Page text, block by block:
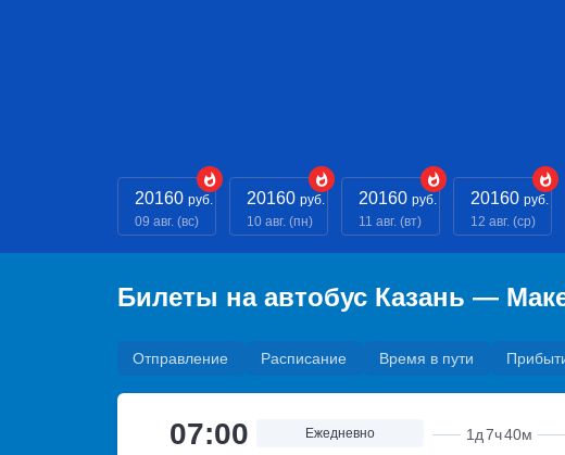
20160 руб.
09 авг. (вс)
20160 руб.
10 авг. (пн)
20160 руб.
11 авг. (вт)
20160 руб.
12 авг. (ср)
Билеты на автобус Казань —
Отправление Расписание Время в пути
07:00 Ежедневно 1д7ч40м